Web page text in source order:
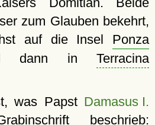
zum Glauben bekehrt,
auf die Insel Ponza
dann in Terracina
was Papst Damasus I.
beschrieb: